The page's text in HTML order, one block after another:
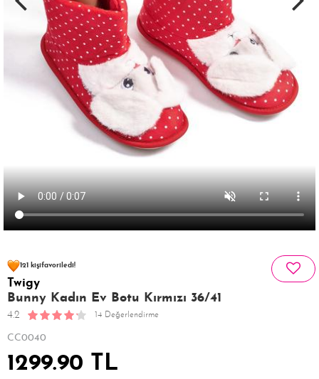
121 kişifavoriledi!
44 kişi
137 kişi
Twigy
Bunny Kadın Ev Botu Kırmızı 36/41
4.2 14 Değerlendirme
CC0040
1299.90 TL